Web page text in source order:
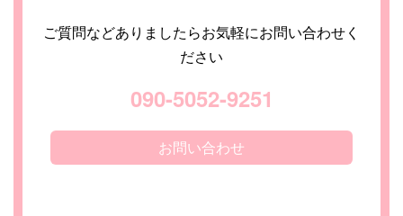
ご質問などありましたらお気軽にお問い合わせく
ださい
090-5052-9251
お問い合わせ